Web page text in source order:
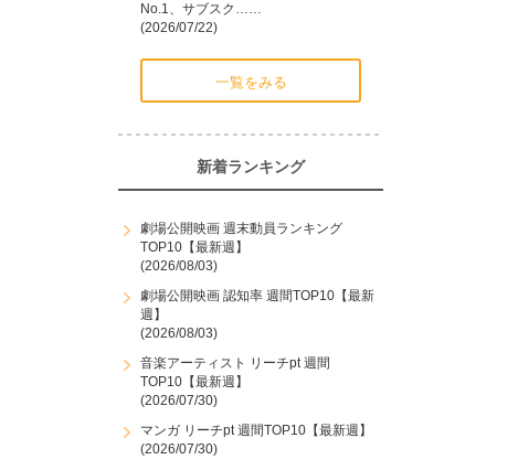
No.1、サブスク……
(2026/07/22)
一覧をみる
新着ランキング
劇場公開映画 週末動員ランキング
TOP10【最新週】
(2026/08/03)
劇場公開映画 認知率 週間TOP10【最新
週】
(2026/08/03)
音楽アーティスト リーチpt 週間
TOP10【最新週】
(2026/07/30)
マンガ リーチpt 週間TOP10【最新週】
(2026/07/30)